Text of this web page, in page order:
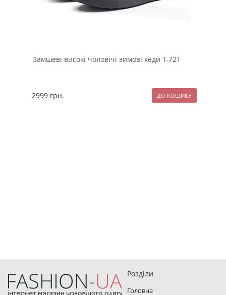
Замшеві високі чоловічі зимові кеди Т-721
2999 грн.
Розділи
Головна